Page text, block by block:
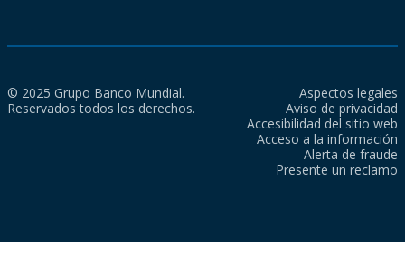
© 2025 Grupo Banco Mundial.
Reservados todos los derechos.
Aspectos legales
Aviso de privacidad
Accesibilidad del sitio web
Acceso a la información
Alerta de fraude
Presente un reclamo